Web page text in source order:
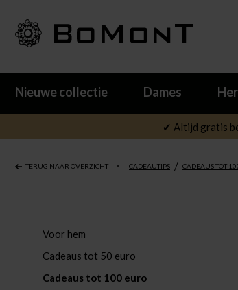
Nieuwe collectie Dames
✔ Altijd gratis
TERUG NAAR OVERZICHT CADEAUTIPS / CADEAUS TOT
Voor hem
Cadeaus tot 50 euro
Cadeaus tot 100 euro